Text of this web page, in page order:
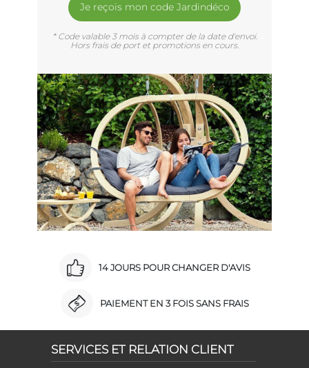
Je reçois mon code Jardindéco
* Code valable 3 mois à compter de la date d'envoi.
Hors frais de port et promotions en cours.
14 JOURS POUR CHANGER D'AVIS
PAIEMENT EN 3 FOIS SANS FRAIS
SERVICES ET RELATION CLIENT